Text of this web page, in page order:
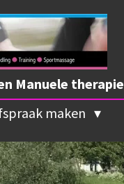
Manuele therapie
maken